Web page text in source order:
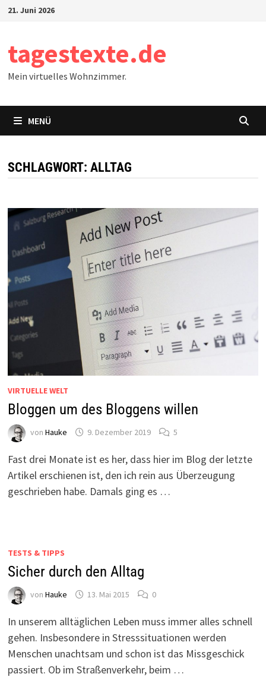
Zum21. Juni 2026
tagestexte.de
Mein virtuelles Wohnzimmer.
MENÜ
SCHLAGWORT: ALLTAG
VIRTUELLE WELT
Bloggen um des Bloggens willen
von Hauke 9. Dezember 2019 5
Fast drei Monate ist es her, dass hier im Blog der letzte
Artikel erschienen ist, den ich rein aus Überzeugung
geschrieben habe. Damals ging es …
TESTS & TIPPS
Sicher durch den Alltag
von Hauke 13. Mai 2015 0
In unserem alltäglichen Leben muss immer alles schnell
gehen. Insbesondere in Stresssituationen werden
Menschen unachtsam und schon ist das Missgeschick
passiert. Ob im Straßenverkehr, beim …